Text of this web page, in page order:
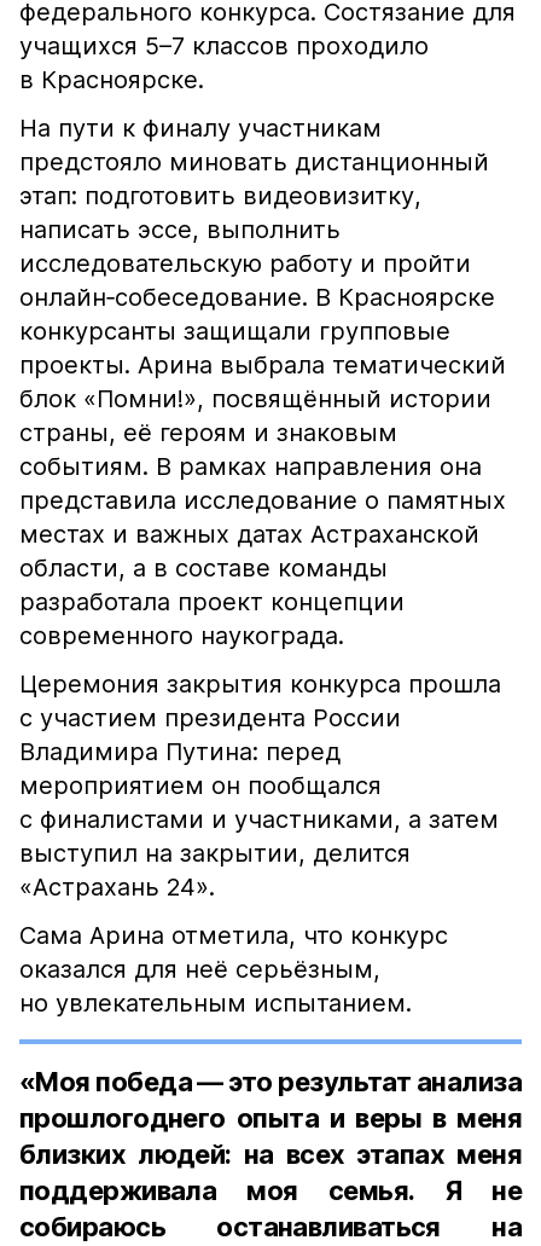
федерального конкурса. Состязание для
учащихся 5–7 классов проходило
в Красноярске.
На пути к финалу участникам
предстояло миновать дистанционный
этап: подготовить видеовизитку,
написать эссе, выполнить
исследовательскую работу и пройти
онлайн‑собеседование. В Красноярске
конкурсанты защищали групповые
проекты. Арина выбрала тематический
блок «Помни!», посвящённый истории
страны, её героям и знаковым
событиям. В рамках направления она
представила исследование о памятных
местах и важных датах Астраханской
области, а в составе команды
разработала проект концепции
современного наукограда.
Церемония закрытия конкурса прошла
с участием президента России
Владимира Путина: перед
мероприятием он пообщался
с финалистами и участниками, а затем
выступил на закрытии, делится
«Астрахань 24».
Сама Арина отметила, что конкурс
оказался для неё серьёзным,
но увлекательным испытанием.
«Моя победа — это результат анализа
прошлогоднего опыта и веры в меня
близких людей: на всех этапах меня
поддерживала моя семья. Я не
собираюсь останавливаться на